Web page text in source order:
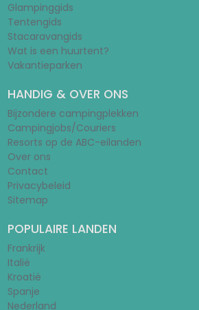
Glampinggids
Tentengids
Stacaravangids
Wat is een huurtent?
Vakantieparken
HANDIG & OVER ONS
Bijzondere campingplekken
Campingjobs/Couriers
Resorts op de ABC-eilanden
Over ons
Contact
Privacybeleid
Sitemap
POPULAIRE LANDEN
Frankrijk
Italië
Kroatië
Spanje
Nederland